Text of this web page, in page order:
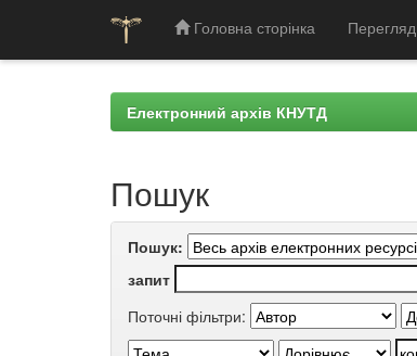
Головна сторінка Перегляд
Електронний архів КНУТД
Пошук
Пошук:
запит
Поточні фільтри: